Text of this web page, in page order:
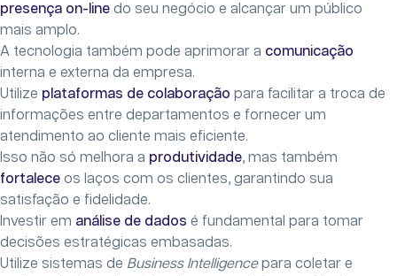
presença on-line do seu negócio e alcançar um público
mais amplo.
A tecnologia também pode aprimorar a comunicação
interna e externa da empresa.
Utilize plataformas de colaboração para facilitar a troca de
informações entre departamentos e fornecer um
atendimento ao cliente mais eficiente.
Isso não só melhora a produtividade, mas também
fortalece os laços com os clientes, garantindo sua
satisfação e fidelidade.
Investir em análise de dados é fundamental para tomar
decisões estratégicas embasadas.
Utilize sistemas de Business Intelligencepara coletar e